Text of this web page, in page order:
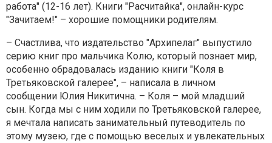
работа" (12-16 лет). Книги "Расчитайка", онлайн-курс
"Зачитаем!" – хорошие помощники родителям.
– Счастлива, что издательство "Архипелаг" выпустило
серию книг про мальчика Колю, который познает мир,
особенно обрадовалась изданию книги "Коля в
Третьяковской галерее", – написала в личном
сообщении Юлия Никитична. – Коля – мой младший
сын. Когда мы с ним ходили по Третьяковской галерее,
я мечтала написать занимательный путеводитель по
этому музею, где с помощью веселых и увлекательных